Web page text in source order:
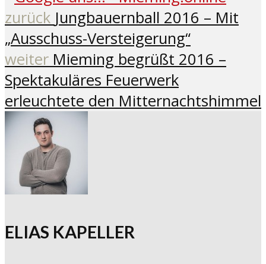
zurück Jungbauernball 2016 – Mit
„Ausschuss-Versteigerung“
weiter Mieming begrüßt 2016 –
Spektakuläres Feuerwerk
erleuchtete den Mitternachtshimmel
ELIAS KAPELLER